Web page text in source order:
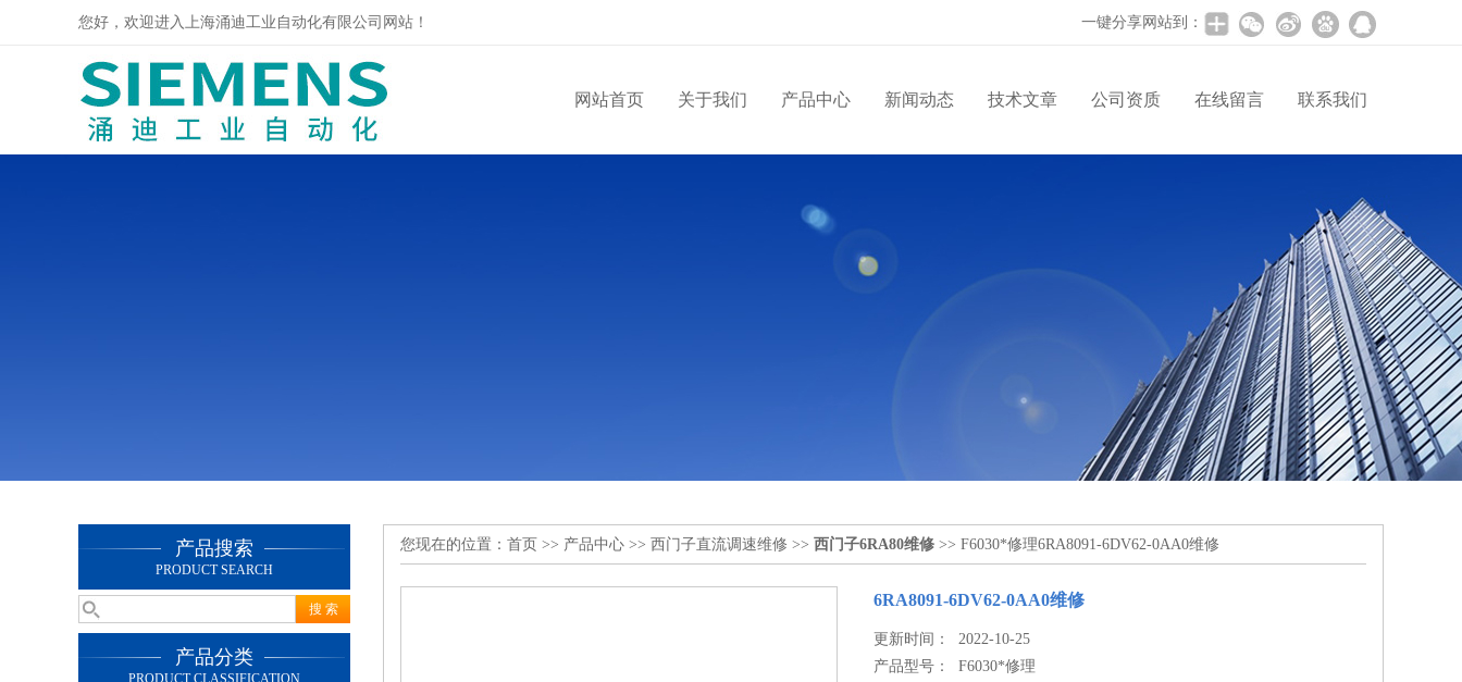
您好，欢迎进入上海涌迪工业自动化有限公司网站！ 一键分享网站到：
网站首页 关于我们 产品中心 新闻动态 技术文章 公司资质 在线留言 联系我们
产品搜索
PRODUCT SEARCH
产品分类
PRODUCT CLASSIFICATION
您现在的位置： 首页 >> 产品中心 >> 西门子直流调速维修 >> 西门子6RA80维修 >> F6030*修理6RA8091-6DV62-0AA0维修
6RA8091-6DV62-0AA0维修
更新时间： 2022-10-25
产品型号：F6030*修理